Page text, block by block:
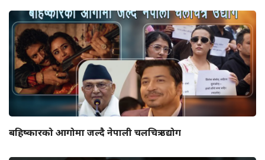
बहिष्कारको आगोमा जल्दै नेपाली चलचित्र उद्योग